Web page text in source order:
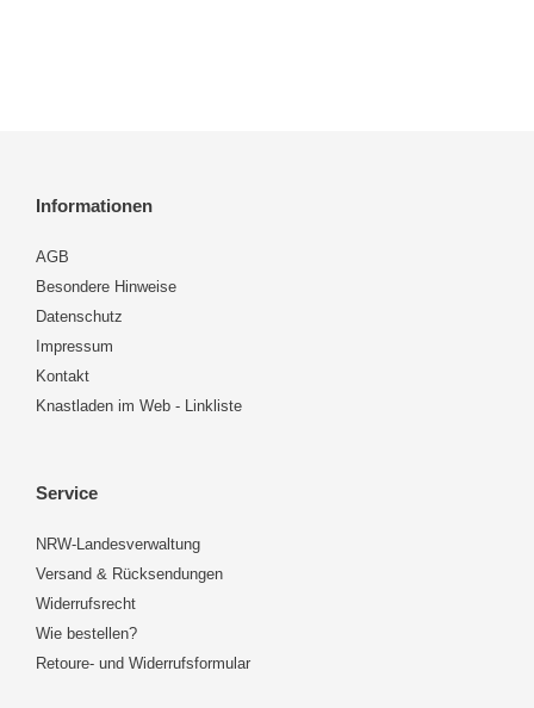
Informationen
AGB
Besondere Hinweise
Datenschutz
Impressum
Kontakt
Knastladen im Web - Linkliste
Service
NRW-Landesverwaltung
Versand & Rücksendungen
Widerrufsrecht
Wie bestellen?
Retoure- und Widerrufsformular